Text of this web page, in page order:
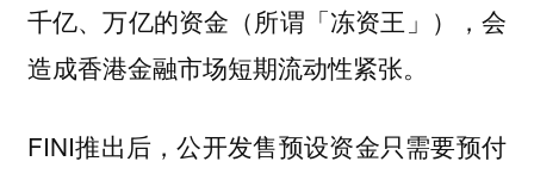
千亿、万亿的资金（所谓「冻资王」），会
造成香港金融市场短期流动性紧张。
FINI推出后，公开发售预设资金只需要预付